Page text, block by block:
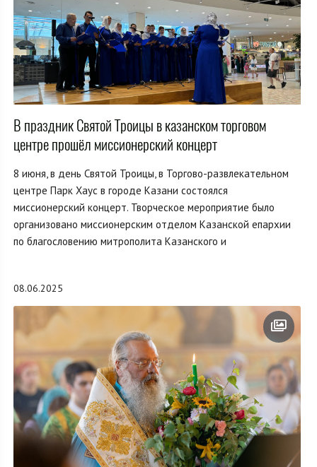
В праздник Святой Троицы в казанском торговом
центре прошёл миссионерский концерт
8 июня, в день Святой Троицы, в Торгово-развлекательном
центре Парк Хаус в городе Казани состоялся
миссионерский концерт. Творческое мероприятие было
организовано миссионерским отделом Казанской епархии
по благословению митрополита Казанского и
08.06.2025